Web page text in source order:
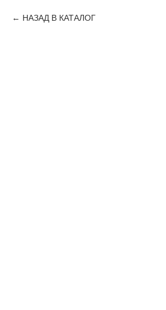
НАЗАД В КАТАЛОГ